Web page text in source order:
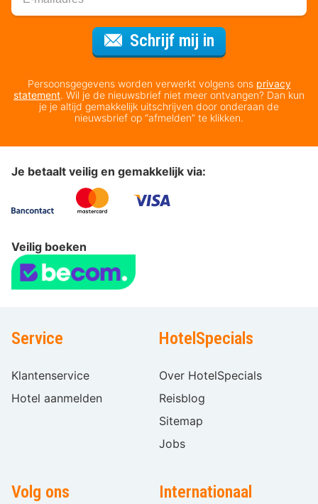
Schrijf mij in
Persoonsgegevens worden verwerkt volgens ons privacy
statement. Wil je de nieuwsbrief niet meer ontvangen? Dan kun
je je altijd gemakkelijk uitschrijven door onderaan de
nieuwsbrief op “afmelden” te klikken.
Je betaalt veilig en gemakkelijk via:
Veilig boeken
Service
Klantenservice
Hotel aanmelden
HotelSpecials
Over HotelSpecials
Reisblog
Sitemap
Jobs
Volg ons Internationaal